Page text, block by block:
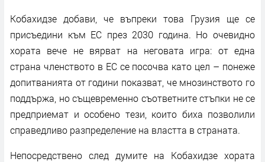
Кобахидзе добави, че въпреки това Грузия ще се
присъедини към ЕС през 2030 година. Но очевидно
хората вече не вярват на неговата игра: от една
страна членството в ЕС се посочва като цел – понеже
допитванията от години показват, че мнозинството го
поддържа, но същевременно съответните стъпки не се
предприемат и особено тези, които биха позволили
справедливо разпределение на властта в страната.
Непосредствено след думите на Кобахидзе хората